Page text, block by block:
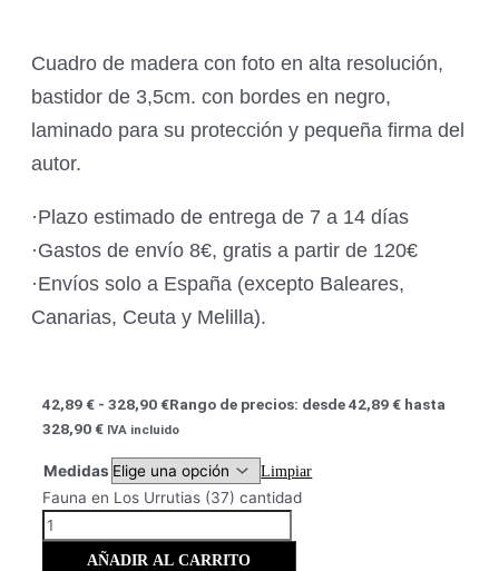
Cuadro de madera con foto en alta resolución,
bastidor de 3,5cm. con bordes en negro,
laminado para su protección y pequeña firma del
autor.
·Plazo estimado de entrega de 7 a 14 días
·Gastos de envío 8€, gratis a partir de 120€
·Envíos solo a España (excepto Baleares,
Canarias, Ceuta y Melilla).
42,89€ - 328,90€Rango de precios: desde 42,89 € hasta
328,90 € IVA incluido
Medidas Limpiar
Fauna en Los Urrutias (37) cantidad
AÑADIR AL CARRITO